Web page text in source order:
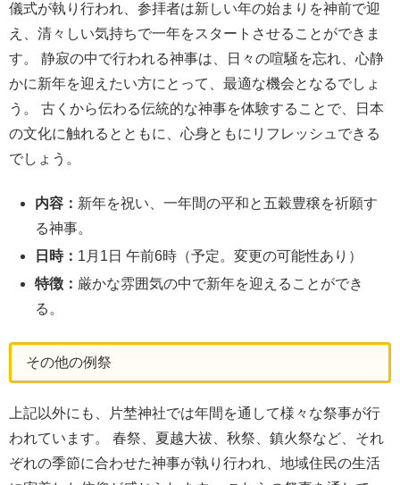
儀式が執り行われ、参拝者は新しい年の始まりを神前で迎
え、清々しい気持ちで一年をスタートさせることができま
す。 静寂の中で行われる神事は、日々の喧騒を忘れ、心静
かに新年を迎えたい方にとって、最適な機会となるでしょ
う。 古くから伝わる伝統的な神事を体験することで、日本
の文化に触れるとともに、心身ともにリフレッシュできる
でしょう。
内容： 新年を祝い、一年間の平和と五穀豊穣を祈願す
る神事。
日時： 1月1日 午前6時（予定。変更の可能性あり）
特徴： 厳かな雰囲気の中で新年を迎えることができ
る。
その他の例祭
上記以外にも、片埜神社では年間を通して様々な祭事が行
われています。 春祭、夏越大祓、秋祭、鎮火祭など、それ
ぞれの季節に合わせた神事が執り行われ、地域住民の生活